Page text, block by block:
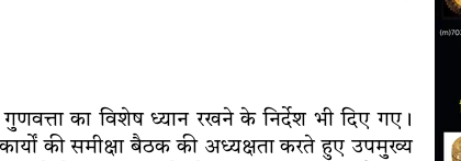
का विशेष ध्यान रखने के निर्देश भी दिए गए।
की समीक्षा बैठक की अध्यक्षता करते हुए उपमुख्य